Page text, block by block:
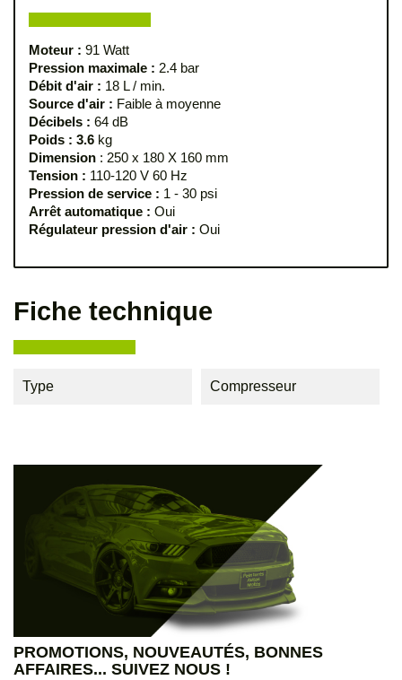
Moteur : 91 Watt
Pression maximale : 2.4 bar
Débit d'air : 18 L / min.
Source d'air : Faible à moyenne
Décibels : 64 dB
Poids : 3.6 kg
Dimension : 250 x 180 X 160 mm
Tension : 110-120 V 60 Hz
Pression de service : 1 - 30 psi
Arrêt automatique : Oui
Régulateur pression d'air : Oui
Fiche technique
Type Compresseur
PROMOTIONS, NOUVEAUTÉS, BONNES
AFFAIRES... SUIVEZ NOUS !